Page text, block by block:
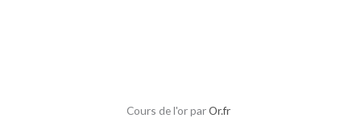
Cours de l'or parOr.fr